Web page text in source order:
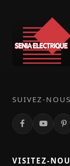
SUIVEZ-
VISITEZ-